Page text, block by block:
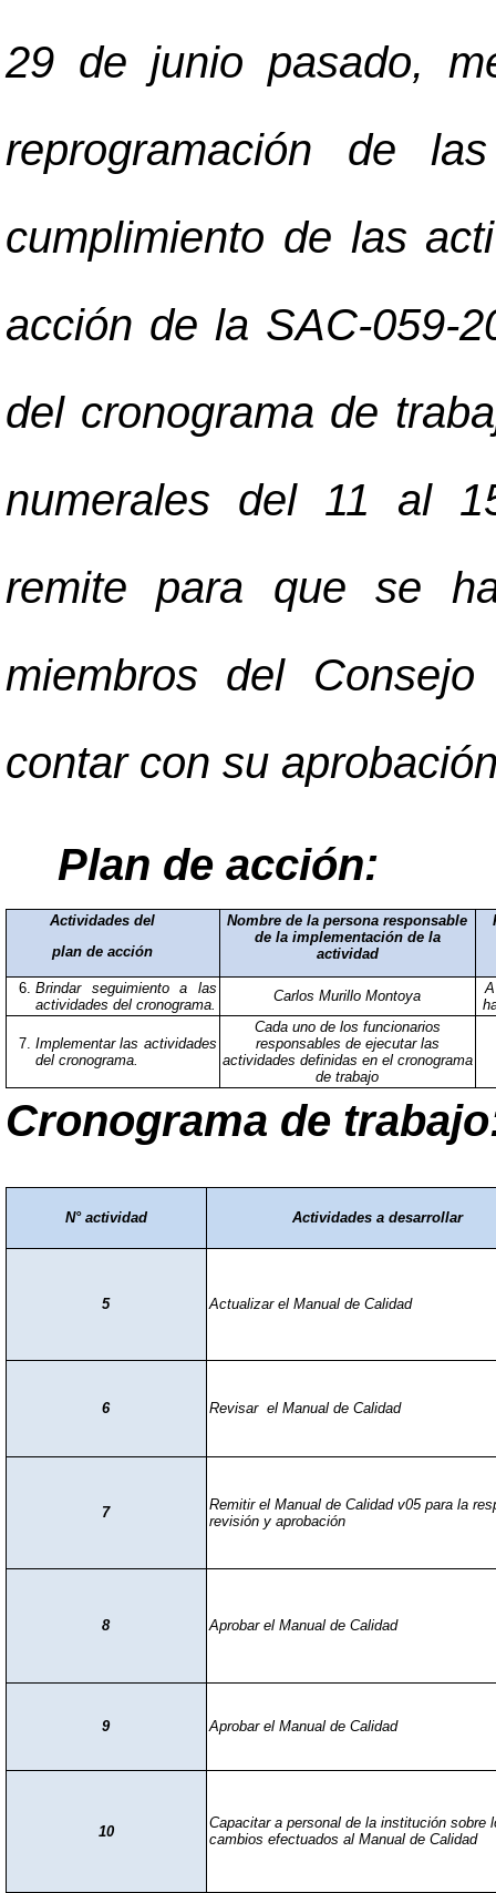
29 de junio pasado,
reprogramación de
cumplimiento de las
acción de la SAC-059-
del cronograma de
numerales del 11 al
remite para que se
miembros del
contar con su
Plan de acción:
Actividades del
plan de acción
Nombre de la persona responsable
de la implementación de la
actividad
Brindar seguimiento a las
actividades del cronograma.
Carlos Murillo Montoya
Implementar las actividades
del cronograma.
Cada uno de los funcionarios
responsables de ejecutar las
actividades definidas en el cronograma
de trabajo
Cronograma de
N° actividad Actividades a desarrollar
5 Actualizar el Manual de Calidad
6 Revisar el Manual de Calidad
7
Remitir el Manual de Calidad v05 para la
revisión y aprobación
8 Aprobar el Manual de Calidad
9 Aprobar el Manual de Calidad
10
Capacitar a personal de la institución sobre
cambios efectuados al Manual de Calidad